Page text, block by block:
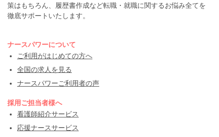
策はもちろん、履歴書作成など転職・就職に関するお悩み全てを
徹底サポートいたします。
ナースパワーについて
ご利用がはじめての方へ
全国の求人を見る
ナースパワーご利用者の声
採用ご担当者様へ
看護師紹介サービス
応援ナースサービス